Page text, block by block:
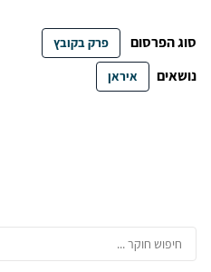
סוג הפרסום פרק בקובץ
נושאים איראן